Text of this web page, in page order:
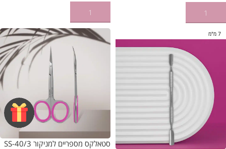
הוספה לסל הוספה לסל
7 מ"מ
סטאלקס מספריים למניקור SS-40/3